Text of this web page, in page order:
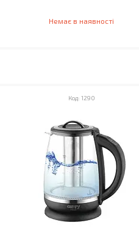
Немає в наявності
1290